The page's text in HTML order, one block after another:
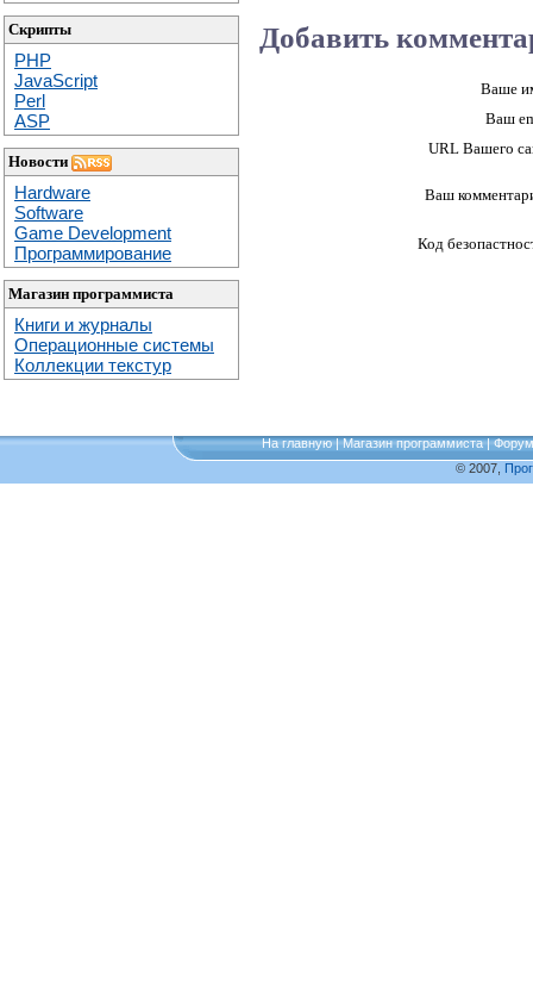
Скрипты
PHP
JavaScript
Perl
ASP
Новости
Hardware
Software
Game Development
Программирование
Магазин программиста
Книги и журналы
Операционные системы
Коллекции текстур
Добавить
Ваше
Ваш
URL Вашего
Ваш
Код
На главную|Магазин программиста|Форум
© 2007,